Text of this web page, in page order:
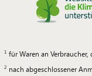
für Waren an
nach abgeschlossener